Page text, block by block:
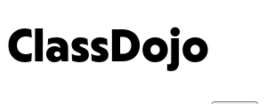
ClassDojo